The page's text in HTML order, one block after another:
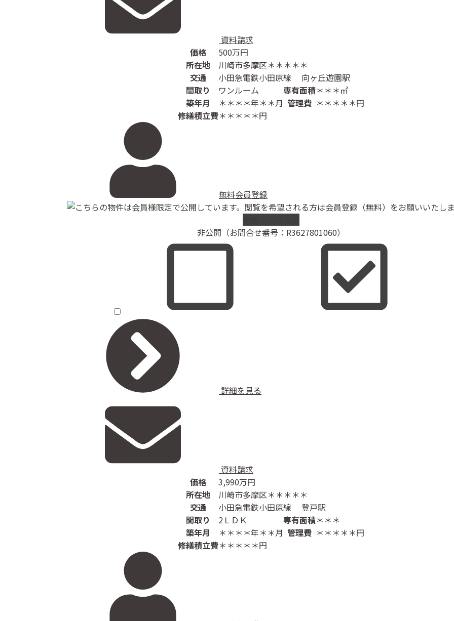
資料請求
価格
500万円
所在地
川崎市多摩区＊＊＊＊＊
交通
小田急電鉄小田原線 向ヶ丘遊園駅
間取り
ワンルーム 専有面積＊＊＊㎡
築年月
＊＊＊＊年＊＊月 管理費 ＊＊＊＊＊円
修繕積立費＊＊＊＊＊円
無料会員登録
非公開（お問合せ番号：R3627801060）
詳細を見る
資料請求
価格
3,990万円
所在地
川崎市多摩区＊＊＊＊＊
交通
小田急電鉄小田原線 登戸駅
間取り
2ＬＤＫ 専有面積＊＊＊
築年月
＊＊＊＊年＊＊月 管理費 ＊＊＊＊＊円
修繕積立費＊＊＊＊＊円